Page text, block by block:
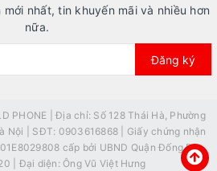
nhất, tin khuyến mãi và nhiều hơn
nữa.
Đăng ký
PHONE | Địa chỉ: Số 128 Thái Hà, Phường
Nội | SĐT: 0903616868 | Giấy chứng nhận
cấp bởi UBND Quận Đống Đa
| Đại diện: Ông Vũ Việt Hưng